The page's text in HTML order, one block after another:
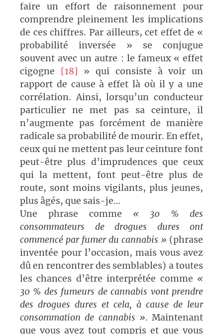
faire un effort de raisonnement pour
comprendre pleinement les implications
de ces chiffres. Par ailleurs, cet effet de «
probabilité inversée » se conjugue
souvent avec un autre : le fameux « effet
cigogne [18] » qui consiste à voir un
rapport de cause à effet là où il y a une
corrélation. Ainsi, lorsqu’un conducteur
particulier ne met pas sa ceinture, il
n’augmente pas forcément de manière
radicale sa probabilité de mourir. En effet,
ceux qui ne mettent pas leur ceinture font
peut-être plus d’imprudences que ceux
qui la mettent, font peut-être plus de
route, sont moins vigilants, plus jeunes,
plus âgés, que sais-je…
Une phrase comme « 30 % des
consommateurs de drogues dures ont
commencé par fumer du cannabis » (phrase
inventée pour l’occasion, mais vous avez
dû en rencontrer des semblables) a toutes
les chances d’être interprétée comme «
30 % des fumeurs de cannabis vont prendre
des drogues dures et cela, à cause de leur
consommation de cannabis ». Maintenant
que vous avez tout compris et que vous